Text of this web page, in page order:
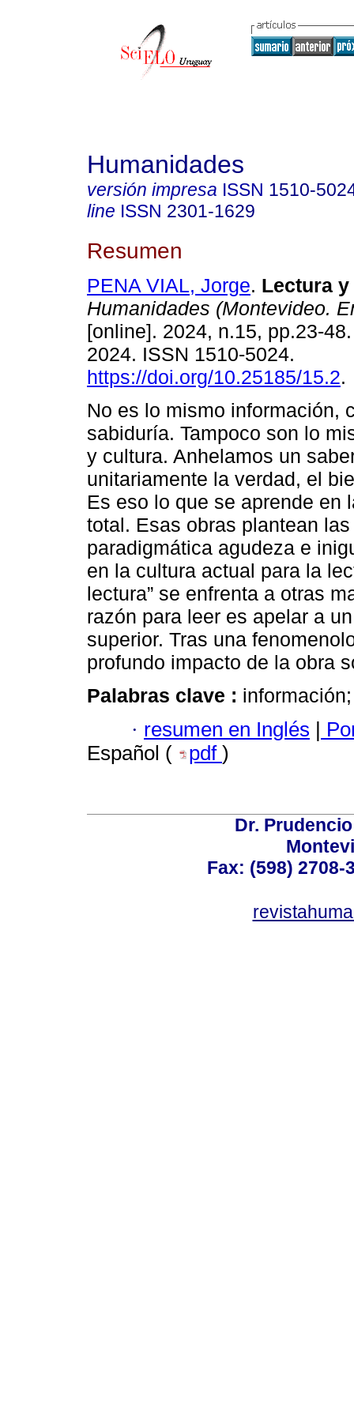
Humanidades
versión impresa ISSN 1510-
line ISSN 2301-1629
Resumen
PENA VIAL, Jorge. Lectura
Humanidades (Montevideo.
[online]. 2024, n.15, pp.23-
2024. ISSN 1510-5024.
https://doi.org/10.25185/15.2.
No es lo mismo información,
sabiduría. Tampoco son lo
y cultura. Anhelamos un
unitariamente la verdad, el
Es eso lo que se aprende en
total. Esas obras plantean
paradigmática agudeza e
en la cultura actual para la
lectura” se enfrenta a otras
razón para leer es apelar a
superior. Tras una
profundo impacto de la obra
Palabras clave :
· resumen en Inglés |
Español (
pdf )
Dr.
Fax: (598) 2708-